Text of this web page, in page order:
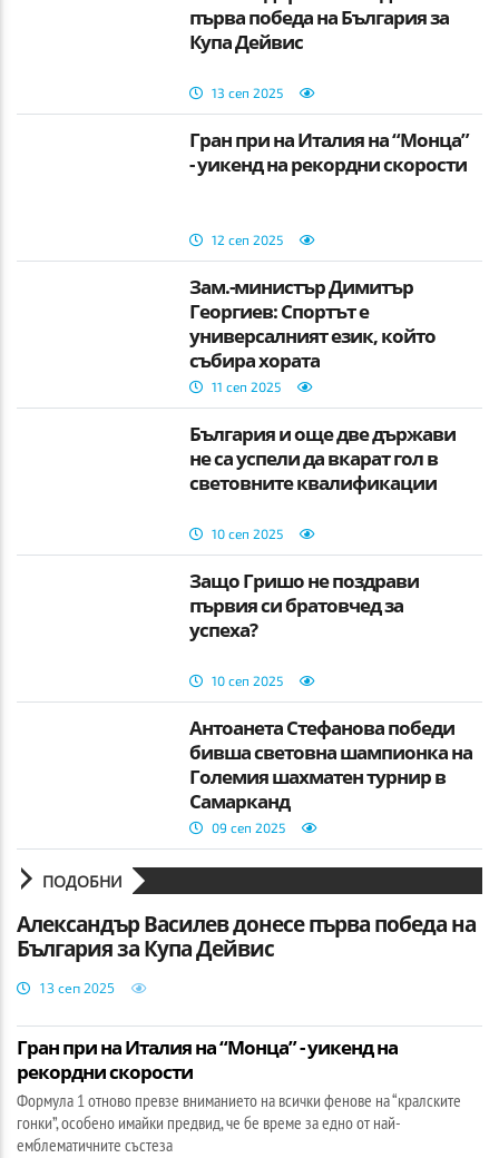
първа победа на България за
Купа Дейвис
13 сеп 2025
Гран при на Италия на “Монца”
- уикенд на рекордни скорости
12 сеп 2025
Зам.-министър Димитър
Георгиев: Спортът е
универсалният език, който
събира хората
11 сеп 2025
България и още две държави
не са успели да вкарат гол в
световните квалификации
10 сеп 2025
Защо Гришо не поздрави
първия си братовчед за
успеха?
10 сеп 2025
Антоанета Стефанова победи
бивша световна шампионка на
Големия шахматен турнир в
Самарканд
09 сеп 2025
ПОДОБНИ
Александър Василев донесе първа победа на
България за Купа Дейвис
13 сеп 2025
Гран при на Италия на “Монца” - уикенд на
рекордни скорости
Формула 1 отново превзе вниманието на всички фенове на “кралските
гонки”, особено имайки предвид, че бе време за едно от най-
емблематичните състеза